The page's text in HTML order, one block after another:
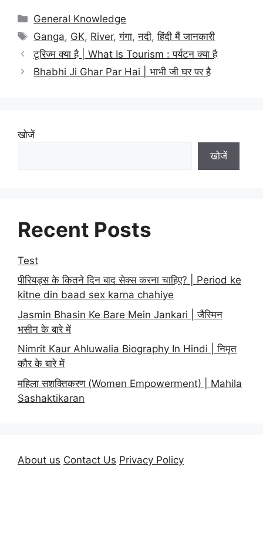
Categories
General Knowledge
Tags
Ganga, GK, River,गंगा,नदी,हिंदी मैं जानकारी
टूरिज्म क्या है | What Is Tourism : पर्यटन क्या है
Bhabhi Ji Ghar Par Hai | भाभी जी घर पर है
खोजें
खोजें
Recent Posts
Test
पीरियड्स के कितने दिन बाद सेक्स करना चाहिए? | Period ke
kitne din baad sex karna chahiye
Jasmin Bhasin Ke Bare Mein Jankari | जैस्मिन
भसीन के बारे में
Nimrit Kaur Ahluwalia Biography In Hindi | निमृत
कौर के बारे में
महिला सशक्तिकरण (Women Empowerment) | Mahila
Sashaktikaran
About us Contact Us Privacy Policy